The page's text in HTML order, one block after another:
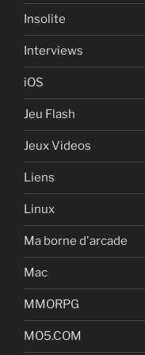
Insolite
Interviews
iOS
Jeu Flash
Jeux Videos
Liens
Linux
Ma borne d'arcade
Mac
MMORPG
MO5.COM